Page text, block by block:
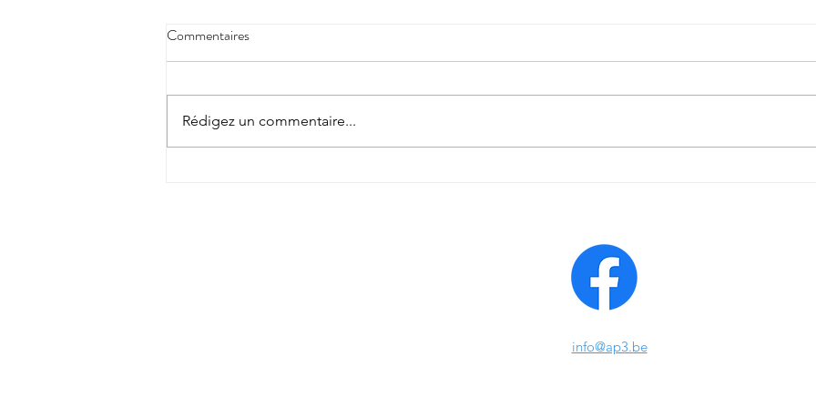
Commentaires
Rédigez un commentaire...
info@ap3.be